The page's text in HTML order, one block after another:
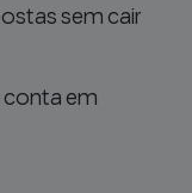
sem cair
conta em